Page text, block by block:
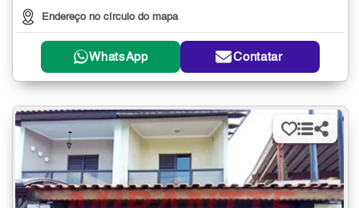
Endereço no círculo do mapa
WhatsApp Contatar